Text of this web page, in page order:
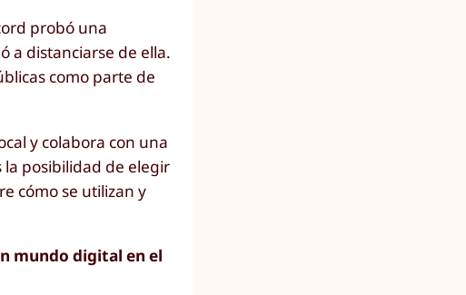
probó una
a distanciarse de ella.
como parte de
y colabora con una
la posibilidad de elegir
cómo se utilizan y
mundo digital en el